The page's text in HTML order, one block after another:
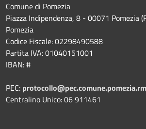
Comune di Pomezia
Piazza Indipendenza, 8 - 00071 Pomezia
Pomezia
Codice Fiscale: 02298490588
Partita IVA: 01040151001
IBAN: #
PEC:
Centralino Unico: 06 911461